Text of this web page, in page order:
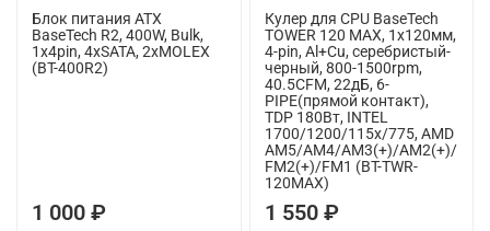
Блок питания ATX
BaseTech R2, 400W, Bulk,
1x4pin, 4xSATA, 2xMOLEX
(BT-400R2)
1 000 ₽
Кулер для CPU BaseTech
TOWER 120 MAX, 1х120мм,
4-pin, Al+Cu, серебристый-
черный, 800-1500rpm,
40.5CFM, 22дБ, 6-
PIPE(прямой контакт),
TDP 180Вт, INTEL
1700/1200/115x/775, AMD
AM5/AM4/AM3(+)/AM2(+)/
FM2(+)/FM1 (BT-TWR-
120MAX)
1 550 ₽